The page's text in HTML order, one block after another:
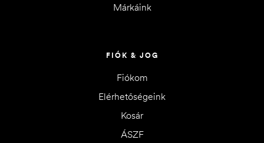
Márkáink
FIÓK & JOG
Fiókom
Elérhetőségeink
Kosár
ÁSZF